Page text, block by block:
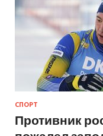
СПОРТ
Противник